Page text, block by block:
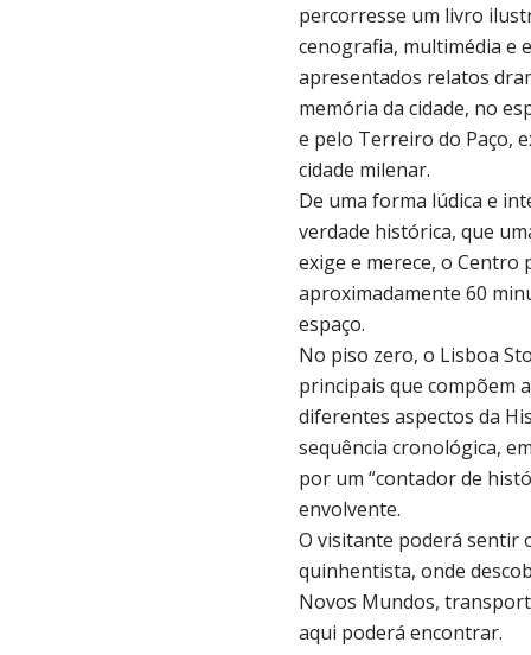
percorresse um livro
cenografia, multimédia e
apresentados relatos
memória da cidade, no
e pelo Terreiro do Paço,
cidade milenar.
De uma forma lúdica e
verdade histórica, que
exige e merece, o Centro
aproximadamente 60
espaço.
No piso zero, o Lisboa
principais que compõem
diferentes aspectos da
sequência cronológica,
por um “contador de
envolvente.
O visitante poderá sentir
quinhentista, onde
Novos Mundos,
aqui poderá encontrar.